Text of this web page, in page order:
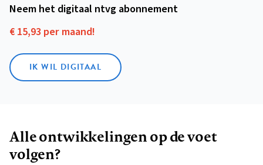
Neem het digitaal ntvg abonnement
€ 15,93 per maand!
IK WIL DIGITAAL
Alle ontwikkelingen op de voet
volgen?